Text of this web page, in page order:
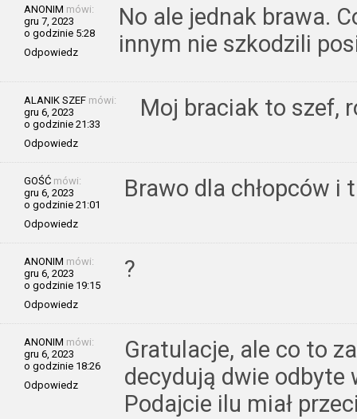
ANONIM mówi:
gru 7, 2023
o godzinie 5:28
Odpowiedz
No ale jednak brawa.
innym nie szkodzili
ALANIK SZEF mówi:
gru 6, 2023
o godzinie 21:33
Odpowiedz
Moj braciak to szef,
GOŚĆ mówi:
gru 6, 2023
o godzinie 21:01
Odpowiedz
Brawo dla chłopców i
ANONIM mówi:
gru 6, 2023
o godzinie 19:15
Odpowiedz
?
ANONIM mówi:
gru 6, 2023
o godzinie 18:26
Odpowiedz
Gratulacje, ale co to
decydują dwie odbyte
Podajcie ilu miał